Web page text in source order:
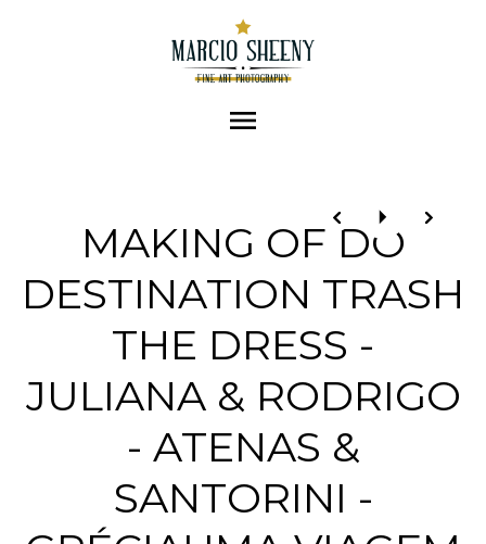
menu
MAKING OF DO
DESTINATION TRASH
THE DRESS -
JULIANA & RODRIGO
- ATENAS &
SANTORINI -